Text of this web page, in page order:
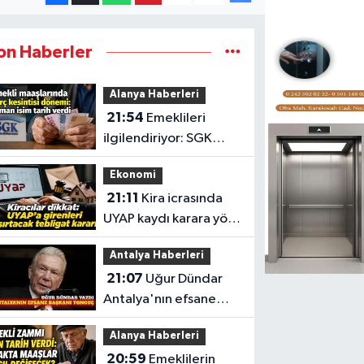
Haberler
Alanya Haberleri
21:54
ilgilendiriyor: SGK
borç kesintisi başlıyor
Ekonomi
21:11
UYAP kaydı karara yön
verdi
Antalya Haberleri
21:07
Antalya'nın efsane
başkanı Tonguç'u
kaleme aldı
Alanya Haberleri
20:59